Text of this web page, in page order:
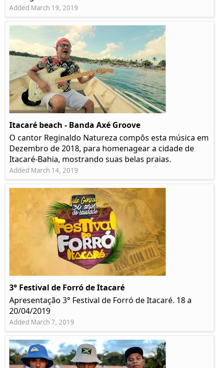
Added March 19, 2019
Itacaré beach - Banda Axé Groove
O cantor Reginaldo Natureza compôs esta música em
Dezembro de 2018, para homenagear a cidade de
Itacaré-Bahia, mostrando suas belas praias.
Added March 14, 2019
3° Festival de Forró de Itacaré
Apresentação 3° Festival de Forró de Itacaré. 18 a
20/04/2019
Added March 7, 2019